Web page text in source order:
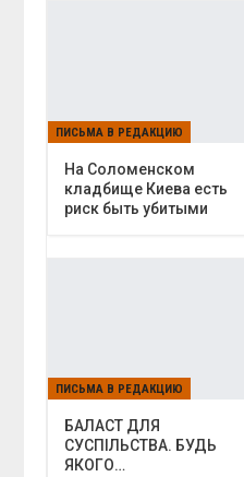
ПИСЬМА В РЕДАКЦИЮ
На Соломенском
кладбище Киева есть
риск быть убитыми
ПИСЬМА В РЕДАКЦИЮ
БАЛАСТ ДЛЯ
СУСПІЛЬСТВА. БУДЬ
ЯКОГО…